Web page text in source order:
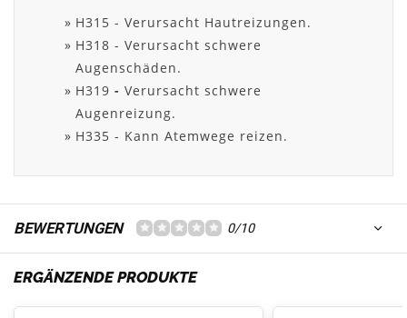
H315 - Verursacht Hautreizungen.
H318 - Verursacht schwere
Augenschäden.
H319 - Verursacht schwere
Augenreizung.
H335 - Kann Atemwege reizen.
BEWERTUNGEN 0/10
ERGÄNZENDE PRODUKTE